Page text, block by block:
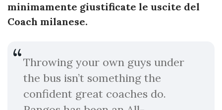
minimamente giustificate le uscite del
Coach milanese.
Throwing your own guys under
the bus isn’t something the
confident great coaches do.